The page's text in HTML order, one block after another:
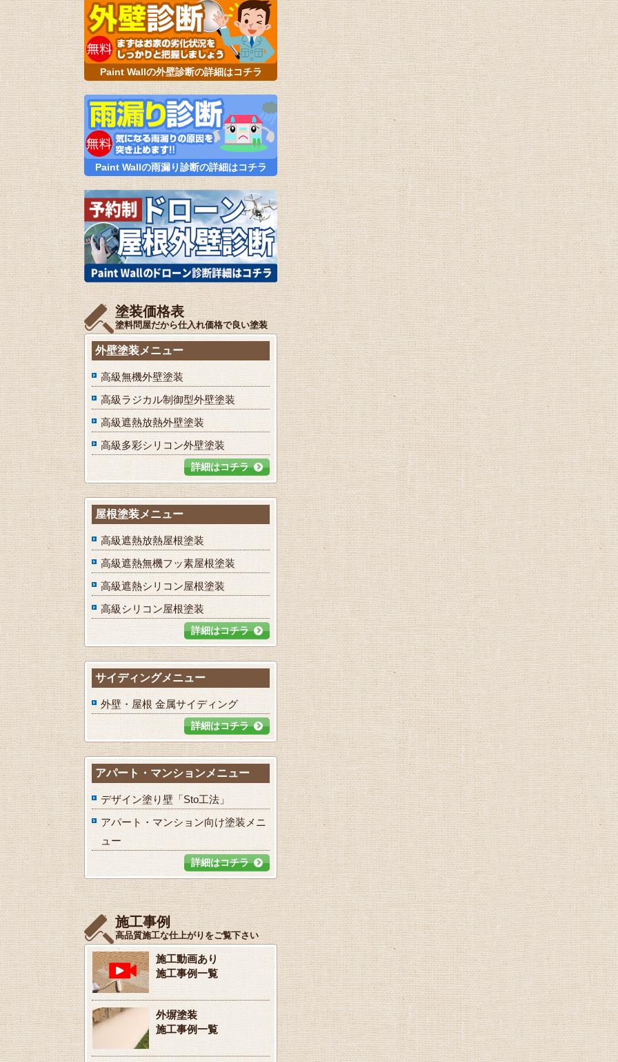
Paint Wallの外壁診断の詳細はコチラ
Paint Wallの雨漏り診断の詳細はコチラ
塗装価格表
塗料問屋だから仕入れ価格で良い塗装
外壁塗装メニュー
高級無機外壁塗装
高級ラジカル制御型外壁塗装
高級遮熱放熱外壁塗装
高級多彩シリコン外壁塗装
詳細はコチラ
屋根塗装メニュー
高級遮熱放熱屋根塗装
高級遮熱無機フッ素屋根塗装
高級遮熱シリコン屋根塗装
高級シリコン屋根塗装
詳細はコチラ
サイディングメニュー
外壁・屋根 金属サイディング
詳細はコチラ
アパート・マンションメニュー
デザイン塗り壁「Sto工法」
アパート・マンション向け塗装メニ
ュー
詳細はコチラ
施工事例
高品質施工な仕上がりをご覧下さい
施工動画あり
施工事例一覧
外塀塗装
施工事例一覧